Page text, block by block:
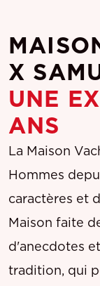
X
UNE
ANS
La Maison
Hommes
caractères et
Maison faite
d'anecdotes
tradition, qui